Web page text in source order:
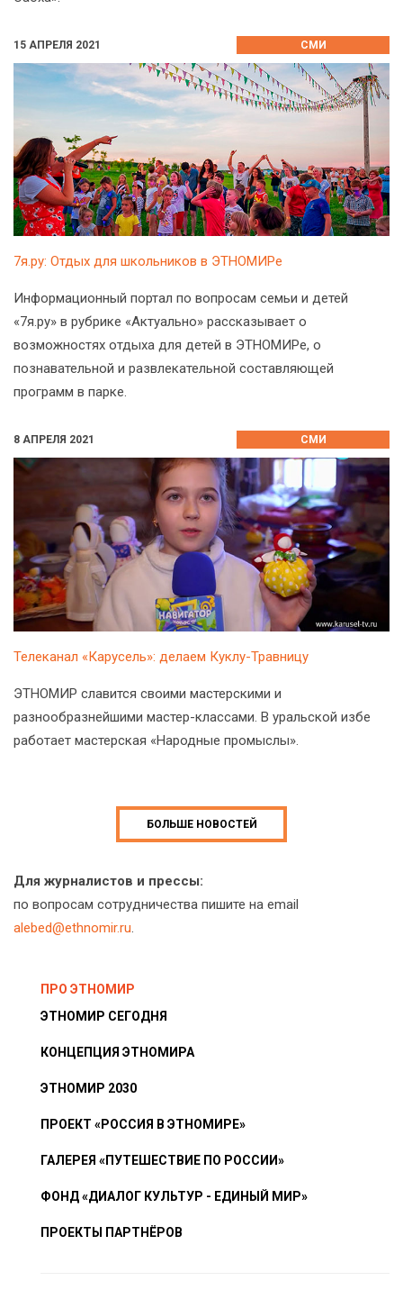
15 АПРЕЛЯ 2021 СМИ
7я.ру: Отдых для школьников в ЭТНОМИРе
Информационный портал по вопросам семьи и детей
«7я.ру» в рубрике «Актуально» рассказывает о
возможностях отдыха для детей в ЭТНОМИРе, о
познавательной и развлекательной составляющей
программ в парке.
8 АПРЕЛЯ 2021 СМИ
Телеканал «Карусель»: делаем Куклу-Травницу
ЭТНОМИР славится своими мастерскими и
разнообразнейшими мастер-классами. В уральской избе
работает мастерская «Народные промыслы».
БОЛЬШЕ НОВОСТЕЙ
Для журналистов и прессы:
по вопросам сотрудничества пишите на email
alebed@ethnomir.ru.
ПРО ЭТНОМИР
ЭТНОМИР СЕГОДНЯ
КОНЦЕПЦИЯ ЭТНОМИРА
ЭТНОМИР 2030
ПРОЕКТ «РОССИЯ В ЭТНОМИРЕ»
ГАЛЕРЕЯ «ПУТЕШЕСТВИЕ ПО РОССИИ»
ФОНД «ДИАЛОГ КУЛЬТУР - ЕДИНЫЙ МИР»
ПРОЕКТЫ ПАРТНЁРОВ